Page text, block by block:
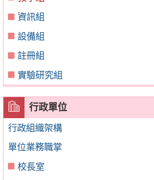
資訊組
設備組
註冊組
實驗研究組
行政單位
行政組織架構
單位業務職掌
校長室